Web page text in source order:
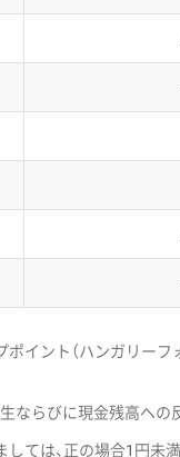
ポイント（ハンガリー
ならびに現金残高へ
ては、正の場合1円未